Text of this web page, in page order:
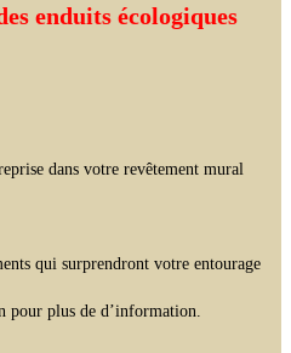
enduits écologiques
dans votre revêtement mural
qui surprendront votre entourage
pour plus de d’information.